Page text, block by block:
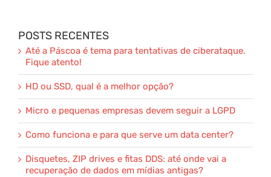
POSTS RECENTES
Até a Páscoa é tema para tentativas de ciberataque.
Fique atento!
HD ou SSD, qual é a melhor opção?
Micro e pequenas empresas devem seguir a LGPD
Como funciona e para que serve um data center?
Disquetes, ZIP drives e fitas DDS: até onde vai a
recuperação de dados em mídias antigas?